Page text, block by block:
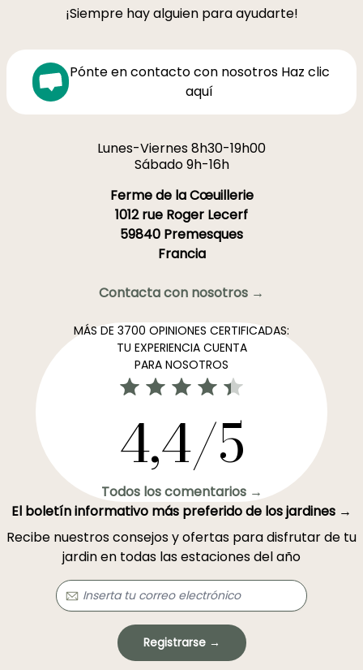
¡Siempre hay alguien para ayudarte!
Pónte en contacto con nosotros Haz clic
aquí
Lunes-Viernes 8h30-19h00
Sábado 9h-16h
Ferme de la Cœuillerie
1012 rue Roger Lecerf
59840 Premesques
Francia
Contacta con nosotros →
MÁS DE 3700 OPINIONES CERTIFICADAS:
TU EXPERIENCIA CUENTA
PARA NOSOTROS
4,4/5
Todos los comentarios →
El boletín informativo más preferido de los jardines →
Recibe nuestros consejos y ofertas para disfrutar de tu
jardin en todas las estaciones del año
Registrarse →